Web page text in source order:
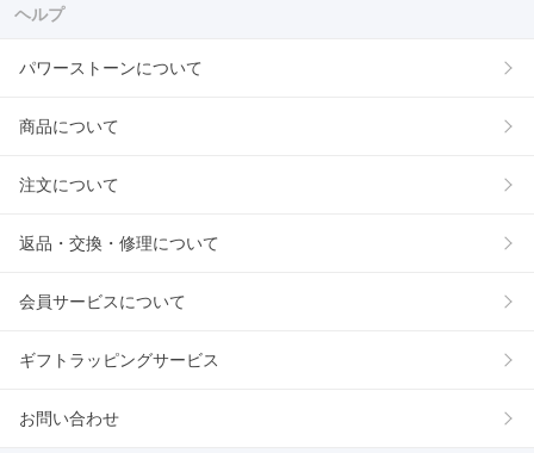
ヘルプ
パワーストーンについて
商品について
注文について
返品・交換・修理について
会員サービスについて
ギフトラッピングサービス
お問い合わせ